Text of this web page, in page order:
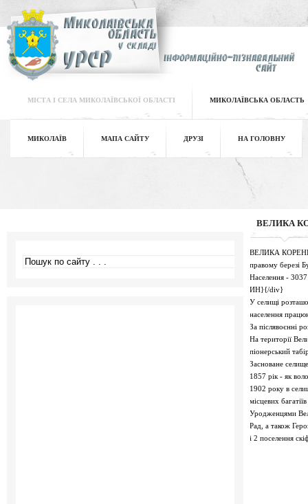
МІСТА І СЕЛА МИКОЛАЇВСЬКОЇ ОБЛАСТІ МИКОЛАЇВСЬКА ОБЛАСТЬ
МИКОЛАЇВ МАПА САЙТУ ДРУЗІ НА ГОЛОВНУ
ВЕЛИКА
ВЕЛИКА
правому березі
Населення -
ИН}{/div}
У селищі
населення
За післявоєнні
На території
піонерський
Засноване
1857 рік - як
1902 року в
місцевих
Уродженцями
Рад, а також
і 2 поселення